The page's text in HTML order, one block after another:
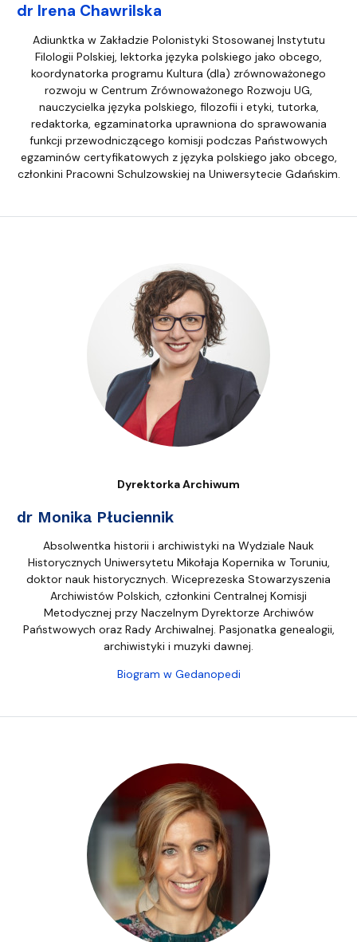
dr Irena Chawrilska
Adiunktka w Zakładzie Polonistyki Stosowanej Instytutu
Filologii Polskiej, lektorka języka polskiego jako obcego,
koordynatorka programu Kultura (dla) zrównoważonego
rozwoju w Centrum Zrównoważonego Rozwoju UG,
nauczycielka języka polskiego, filozofii i etyki, tutorka,
redaktorka, egzaminatorka uprawniona do sprawowania
funkcji przewodniczącego komisji podczas Państwowych
egzaminów certyfikatowych z języka polskiego jako obcego,
członkini Pracowni Schulzowskiej na Uniwersytecie Gdańskim.
Dyrektorka Archiwum
dr Monika Płuciennik
Absolwentka historii i archiwistyki na Wydziale Nauk
Historycznych Uniwersytetu Mikołaja Kopernika w Toruniu,
doktor nauk historycznych. Wiceprezeska Stowarzyszenia
Archiwistów Polskich, członkini Centralnej Komisji
Metodycznej przy Naczelnym Dyrektorze Archiwów
Państwowych oraz Rady Archiwalnej. Pasjonatka genealogii,
archiwistyki i muzyki dawnej.
Biogram w Gedanopedi